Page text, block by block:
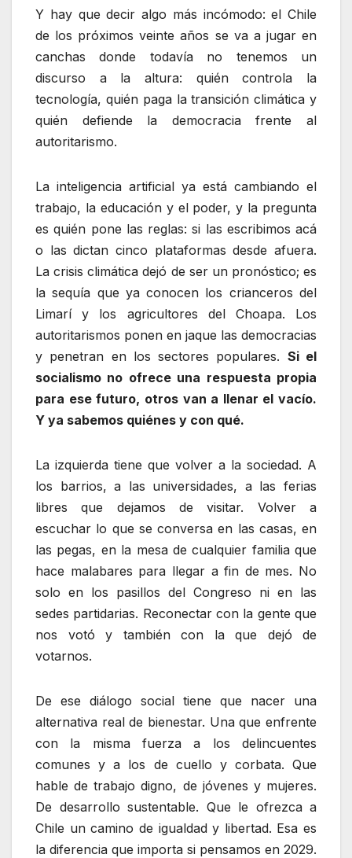
Y hay que decir algo más incómodo: el Chile
de los próximos veinte años se va a jugar en
canchas donde todavía no tenemos un
discurso a la altura: quién controla la
tecnología, quién paga la transición climática y
quién defiende la democracia frente al
autoritarismo.
La inteligencia artificial ya está cambiando el
trabajo, la educación y el poder, y la pregunta
es quién pone las reglas: si las escribimos acá
o las dictan cinco plataformas desde afuera.
La crisis climática dejó de ser un pronóstico; es
la sequía que ya conocen los crianceros del
Limarí y los agricultores del Choapa. Los
autoritarismos ponen en jaque las democracias
y penetran en los sectores populares. Si el
socialismo no ofrece una respuesta propia
para ese futuro, otros van a llenar el vacío.
Y ya sabemos quiénes y con qué.
La izquierda tiene que volver a la sociedad. A
los barrios, a las universidades, a las ferias
libres que dejamos de visitar. Volver a
escuchar lo que se conversa en las casas, en
las pegas, en la mesa de cualquier familia que
hace malabares para llegar a fin de mes. No
solo en los pasillos del Congreso ni en las
sedes partidarias. Reconectar con la gente que
nos votó y también con la que dejó de
votarnos.
De ese diálogo social tiene que nacer una
alternativa real de bienestar. Una que enfrente
con la misma fuerza a los delincuentes
comunes y a los de cuello y corbata. Que
hable de trabajo digno, de jóvenes y mujeres.
De desarrollo sustentable. Que le ofrezca a
Chile un camino de igualdad y libertad. Esa es
la diferencia que importa si pensamos en 2029.